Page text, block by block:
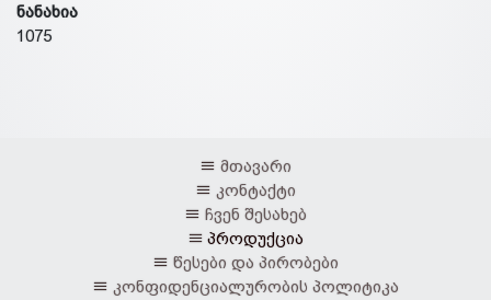
ნანახია
1075
მთავარი
კონტაქტი
ჩვენ შესახებ
პროდუქცია
წესები და პირობები
კონფიდენციალურობის პოლიტიკა